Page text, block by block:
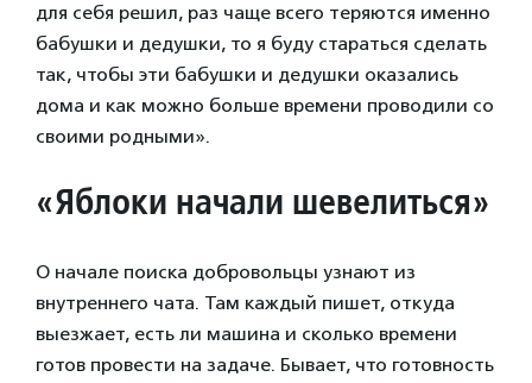
для себя решил, раз чаще всего теряются именно
бабушки и дедушки, то я буду стараться сделать
так, чтобы эти бабушки и дедушки оказались
дома и как можно больше времени проводили со
своими родными».
«Яблоки начали шевелиться»
О начале поиска добровольцы узнают из
внутреннего чата. Там каждый пишет, откуда
выезжает, есть ли машина и сколько времени
готов провести на задаче. Бывает, что готовность